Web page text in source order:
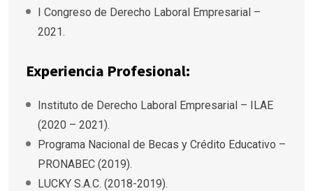
I Congreso de Derecho Laboral Empresarial –
2021.
Experiencia Profesional:
Instituto de Derecho Laboral Empresarial – ILAE
(2020 – 2021).
Programa Nacional de Becas y Crédito Educativo –
PRONABEC (2019).
LUCKY S.A.C. (2018-2019).